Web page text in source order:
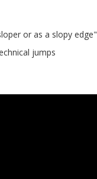
or as a slopy edge"
jumps